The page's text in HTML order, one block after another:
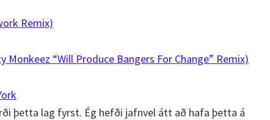
Remix)
Monkeez “Will Produce Bangers For Change” Remix)
þetta lag fyrst. Ég hefði jafnvel átt að hafa þetta á